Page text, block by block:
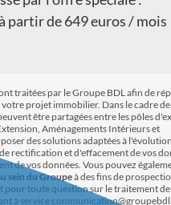
traitées par le Groupe BDL afin de
projet immobilier. Dans le cadre
être partagées entre les pôles
Aménagements Intérieurs et
des solutions adaptées à
rectification et d'effacement de vos
de vos données. Vous pouvez
sein du Groupeà des fins de
pour toute question sur le traitement de
à service